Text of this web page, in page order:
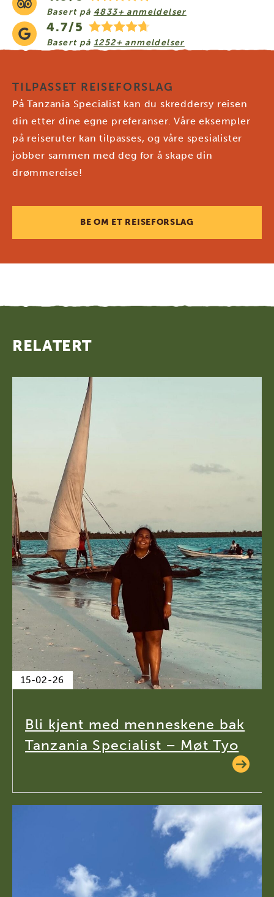
Basert på 4833+ anmeldelser
4.7/5
Basert på1252+ anmeldelser
TILPASSET REISEFORSLAG
På Tanzania Specialist kan du skreddersy reisen
din etter dine egne preferanser. Våre eksempler
på reiseruter kan tilpasses, og våre spesialister
jobber sammen med deg for å skape din
drømmereise!
BE OM ET REISEFORSLAG
RELATERT
15-02-26
Bli kjent med menneskene bak
Tanzania Specialist – Møt Tyo